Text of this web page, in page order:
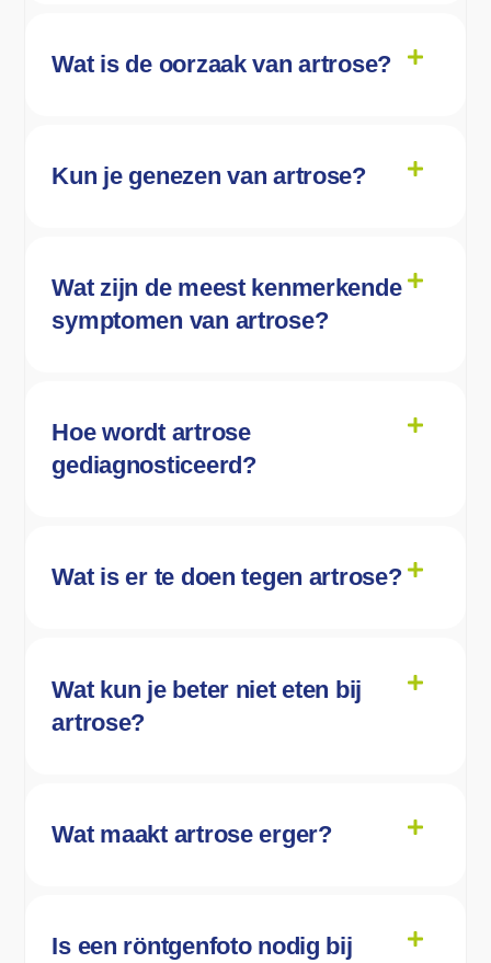
Wat is de oorzaak van artrose?
Kun je genezen van artrose?
Wat zijn de meest kenmerkende
symptomen van artrose?
Hoe wordt artrose
gediagnosticeerd?
Wat is er te doen tegen artrose?
Wat kun je beter niet eten bij
artrose?
Wat maakt artrose erger?
Is een röntgenfoto nodig bij